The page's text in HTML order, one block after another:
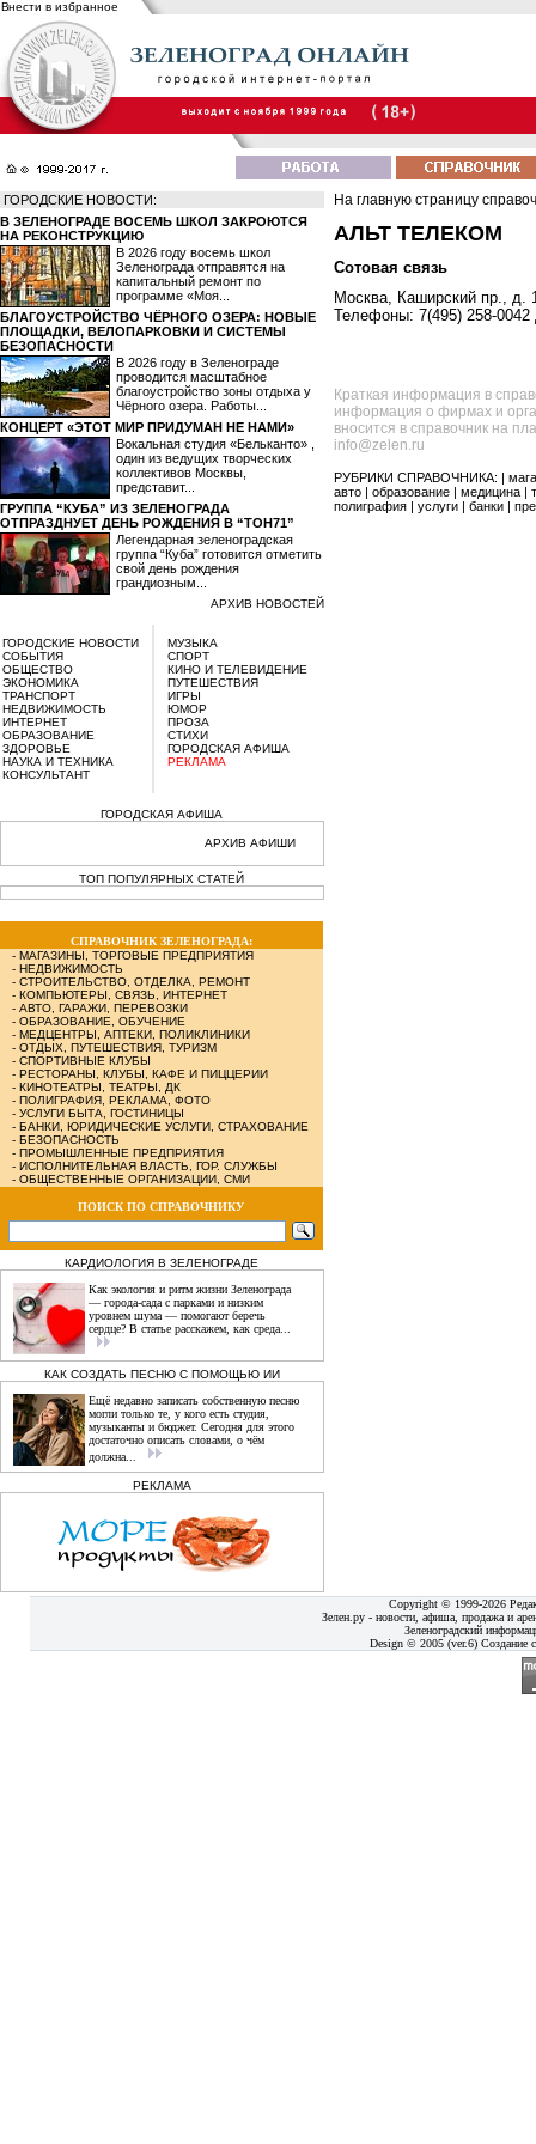
Внести в избранное
ГОРОДСКИЕ НОВОСТИ:
В ЗЕЛЕНОГРАДЕ ВОСЕМЬ ШКОЛ ЗАКРОЮТСЯ
НА РЕКОНСТРУКЦИЮ
В 2026 году восемь школ
Зеленограда отправятся на
капитальный ремонт по
программе «Моя...
БЛАГОУСТРОЙСТВО ЧЁРНОГО ОЗЕРА: НОВЫЕ
ПЛОЩАДКИ, ВЕЛОПАРКОВКИ И СИСТЕМЫ
БЕЗОПАСНОСТИ
В 2026 году в Зеленограде
проводится масштабное
благоустройство зоны отдыха у
Чёрного озера. Работы...
КОНЦЕРТ «ЭТОТ МИР ПРИДУМАН НЕ НАМИ»
Вокальная студия «Бельканто» ,
один из ведущих творческих
коллективов Москвы,
представит...
ГРУППА “КУБА” ИЗ ЗЕЛЕНОГРАДА
ОТПРАЗДНУЕТ ДЕНЬ РОЖДЕНИЯ В “ТОН71”
Легендарная зеленоградская
группа “Куба” готовится отметить
свой день рождения
грандиозным...
АРХИВ НОВОСТЕЙ
ГОРОДСКИЕ НОВОСТИ
СОБЫТИЯ
ОБЩЕСТВО
ЭКОНОМИКА
ТРАНСПОРТ
НЕДВИЖИМОСТЬ
ИНТЕРНЕТ
ОБРАЗОВАНИЕ
ЗДОРОВЬЕ
НАУКА И ТЕХНИКА
КОНСУЛЬТАНТ
МУЗЫКА
СПОРТ
КИНО И ТЕЛЕВИДЕНИЕ
ПУТЕШЕСТВИЯ
ИГРЫ
ЮМОР
ПРОЗА
СТИХИ
ГОРОДСКАЯ АФИША
РЕКЛАМА
ГОРОДСКАЯ АФИША
АРХИВ АФИШИ
ТОП ПОПУЛЯРНЫХ СТАТЕЙ
СПРАВОЧНИК ЗЕЛЕНОГРАДА:
- МАГАЗИНЫ, ТОРГОВЫЕ ПРЕДПРИЯТИЯ
- НЕДВИЖИМОСТЬ
- СТРОИТЕЛЬСТВО, ОТДЕЛКА, РЕМОНТ
- КОМПЬЮТЕРЫ, СВЯЗЬ, ИНТЕРНЕТ
- АВТО, ГАРАЖИ, ПЕРЕВОЗКИ
- ОБРАЗОВАНИЕ, ОБУЧЕНИЕ
- МЕДЦЕНТРЫ, АПТЕКИ, ПОЛИКЛИНИКИ
- ОТДЫХ, ПУТЕШЕСТВИЯ, ТУРИЗМ
- СПОРТИВНЫЕ КЛУБЫ
- РЕСТОРАНЫ, КЛУБЫ, КАФЕ И ПИЦЦЕРИИ
- КИНОТЕАТРЫ, ТЕАТРЫ, ДК
- ПОЛИГРАФИЯ, РЕКЛАМА, ФОТО
- УСЛУГИ БЫТА, ГОСТИНИЦЫ
- БАНКИ, ЮРИДИЧЕСКИЕ УСЛУГИ, СТРАХОВАНИЕ
- БЕЗОПАСНОСТЬ
- ПРОМЫШЛЕННЫЕ ПРЕДПРИЯТИЯ
- ИСПОЛНИТЕЛЬНАЯ ВЛАСТЬ, ГОР. СЛУЖБЫ
- ОБЩЕСТВЕННЫЕ ОРГАНИЗАЦИИ, СМИ
ПОИСК ПО СПРАВОЧНИКУ
КАРДИОЛОГИЯ В ЗЕЛЕНОГРАДЕ
Как экология и ритм жизни Зеленограда
— города‑сада с парками и низким
уровнем шума — помогают беречь
сердце? В статье расскажем, как среда...
КАК СОЗДАТЬ ПЕСНЮ С ПОМОЩЬЮ ИИ
Ещё недавно записать собственную песню
могли только те, у кого есть студия,
музыканты и бюджет. Сегодня для этого
достаточно описать словами, о чём
должна...
РЕКЛАМА
На главную страницу
АЛЬТ ТЕЛЕКОМ
Сотовая связь
Москва, Каширский пр., д.
Телефоны: 7(495) 258-0042
Краткая информация в
информация о фирмах и
вносится в справочник на
info@zelen.ru
РУБРИКИ СПРАВОЧНИКА: |
авто
образование медицина
полиграфия
услуги банки
Copyright © 1999-2026
Зелен.ру - новости, афиша, продажа и
Зеленоградский
Design © 2005 (ver.6) Создание